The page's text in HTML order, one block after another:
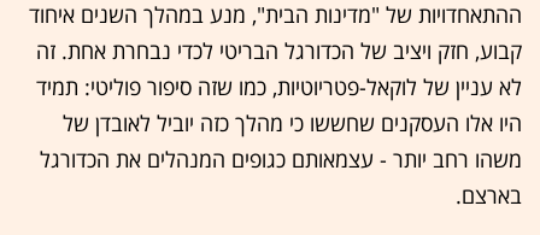
ההתאחדויות של "מדינות הבית", מנע במהלך השנים איחוד
קבוע, חזק ויציב של הכדורגל הבריטי לכדי נבחרת אחת. זה
לא עניין של לוקאל-פטריוטיות, כמו שזה סיפור פוליטי: תמיד
היו אלו העסקנים שחששו כי מהלך כזה יוביל לאובדן של
משהו רחב יותר - עצמאותם כגופים המנהלים את הכדורגל
בארצם.